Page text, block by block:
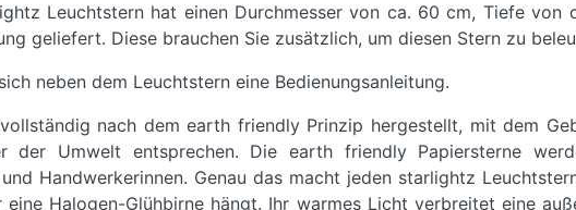
Leuchtstern hat einen Durchmesser von ca. 60 cm, Tiefe
geliefert. Diese brauchen Sie zusätzlich, um diesen Stern zu
neben dem Leuchtstern eine Bedienungsanleitung.
nach dem earth friendly Prinzip hergestellt, mit dem
der Umwelt entsprechen. Die earth friendly Papiersterne
Handwerkerinnen. Genau das macht jeden starlightz
eine Halogen-Glühbirne hängt. Ihr warmes Licht verbreitet eine